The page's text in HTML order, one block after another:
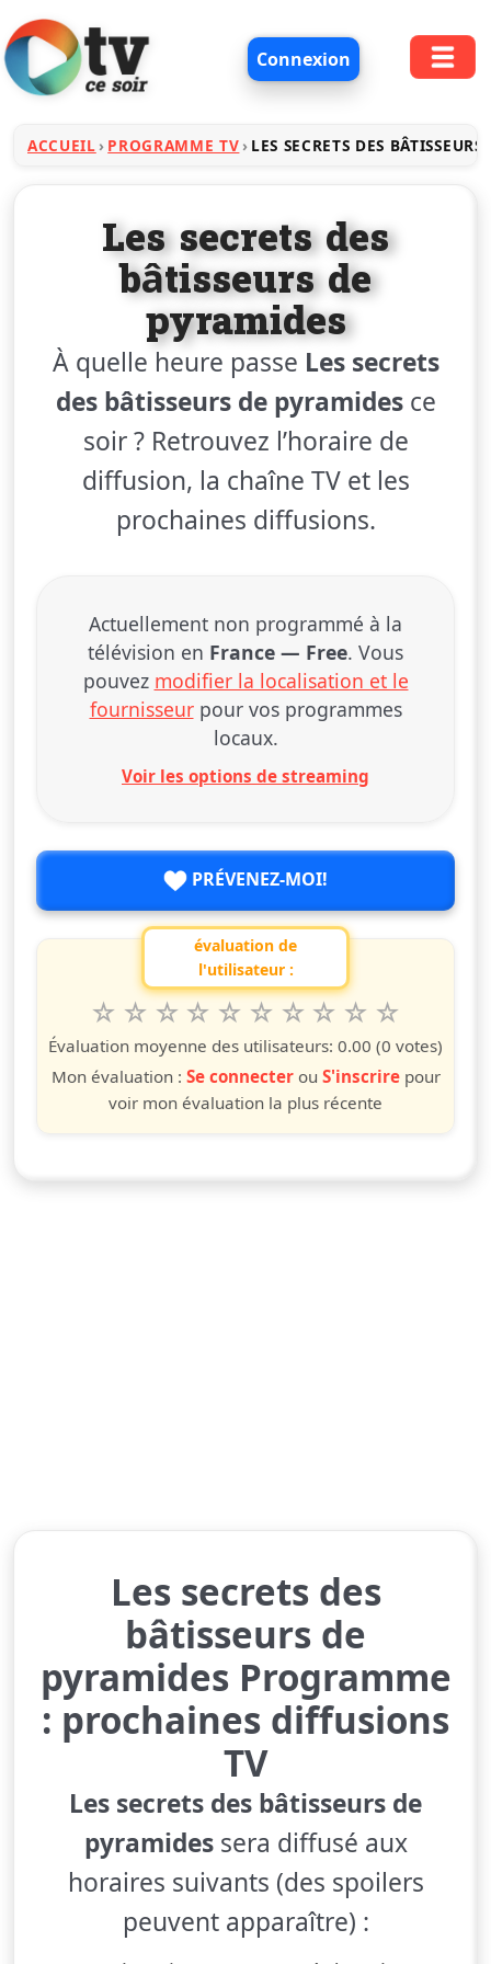
Connexion
ACCUEIL PROGRAMME TV LES SECRETS DES
Les secrets des
bâtisseurs de
pyramides
À quelle heure passe Les secrets
des bâtisseurs de pyramidesce
soir ? Retrouvez l’horaire de
diffusion, la chaîne TV et les
prochaines diffusions.
Actuellement non programmé à la
télévision en France — Free. Vous
pouvez modifier la localisation et le
fournisseurpour vos programmes
locaux.
Voir les options de streaming
PRÉVENEZ-MOI!
évaluation de
l'utilisateur :
questo spettacolo da 1 a 10 étoiles
10
étoiles
9
étoiles
8
étoiles
7
étoiles
6
étoiles
5
étoiles
4
étoiles
3
étoiles
2
étoiles
étoile
Évaluation moyenne des utilisateurs: 0.00 (0 votes)
Mon évaluation : Se connecterou S'inscrirepour
voir mon évaluation la plus récente
Les secrets des
bâtisseurs de
pyramides Programme
: prochaines diffusions
TV
Les secrets des bâtisseurs de
pyramidessera diffusé aux
horaires suivants (des spoilers
peuvent apparaître) :